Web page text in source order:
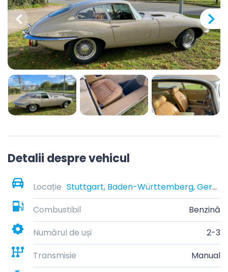
Detalii despre vehicul
Locație
Stuttgart, Baden-Württemberg, Germany
Combustibil
Benzină
Numărul de uși
2-3
Transmisie
Manual